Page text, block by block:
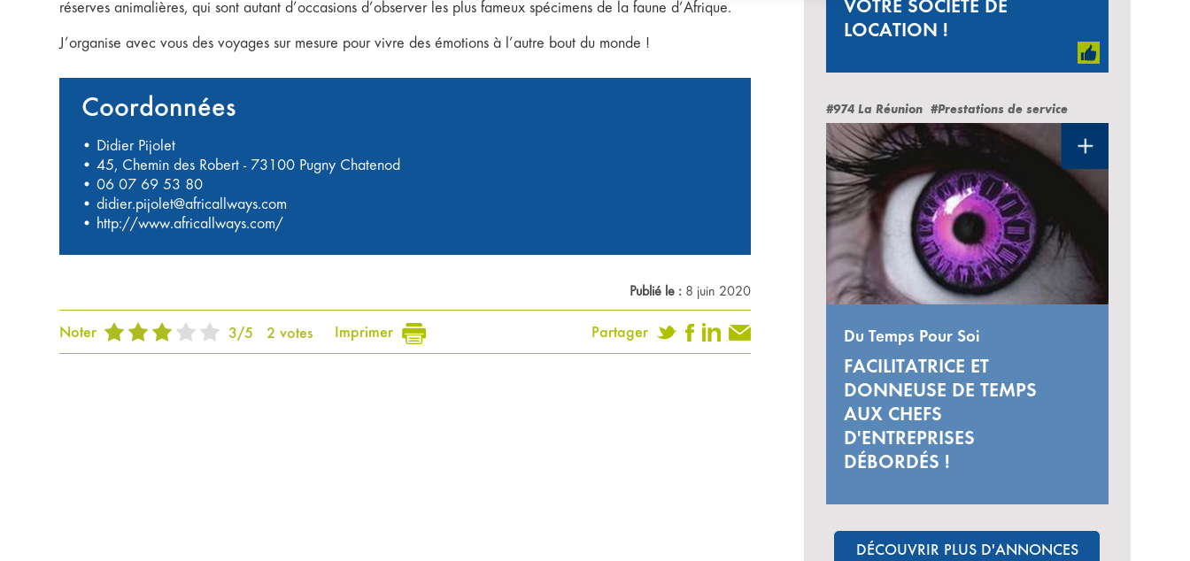
réserves animalières, qui sont autant d’occasions d’observer les plus fameux spécimens de la faune d’Afrique.
J’organise avec vous des voyages sur mesure pour vivre des émotions à l’autre bout du monde !
Coordonnées
• Didier Pijolet
• 45, Chemin des Robert - 73100 Pugny Chatenod
• 06 07 69 53 80
• didier.pijolet@africallways.com
• http://www.africallways.com/
Publié le : 8 juin 2020
Noter 3/5 2 votes Imprimer Partager
VOTRE SOCIÉTÉ DE
LOCATION !
#974 La Réunion #Prestations de service
Du Temps Pour Soi
FACILITATRICE ET
DONNEUSE DE TEMPS
AUX CHEFS
D'ENTREPRISES
DÉBORDÉS !
DÉCOUVRIR PLUS D'ANNONCES